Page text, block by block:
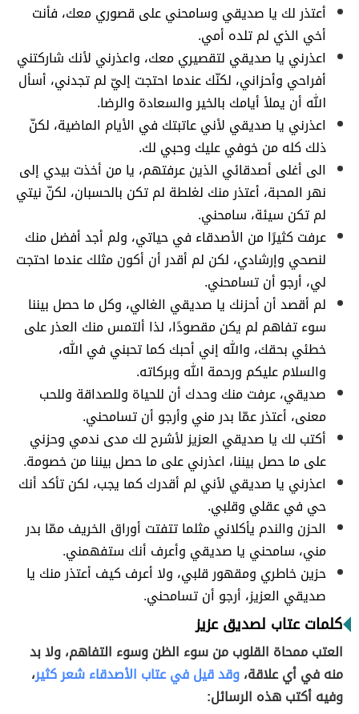
أعتذر لك يا صديقي وسامحني على قصوري معك، فأنت
أخي الذي لم تلده أمي.
اعذرني يا صديقي لتقصيري معك، واعذرني لأنك شاركتني
أفراحي وأحزاني، لكنّك عندما احتجت إليّ لم تجدني، أسأل
الله أن يملأ أيامك بالخير والسعادة والرضا.
اعذرني يا صديقي لأني عاتبتك في الأيام الماضية، لكنّ
ذلك كله من خوفي عليك وحبي لك.
الى أغلى أصدقائي الذين عرفتهم، يا من أخذت بيدي إلى
نهر المحبة، أعتذر منك لغلطة لم تكن بالحسبان، لكنّ نيتي
لم تكن سيئة، سامحني.
عرفت كثيرًا من الأصدقاء في حياتي، ولم أجد أفضل منك
لنصحي وإرشادي، لكن لم أقدر أن أكون مثلك عندما احتجت
لي، أرجو أن تسامحني.
لم أقصد أن أحزنك يا صديقي الغالي، وكل ما حصل بيننا
سوء تفاهم لم يكن مقصودًا، لذا ألتمس منك العذر على
خطئي بحقك، والله إني أحبك كما تحبني في الله،
والسلام عليكم ورحمة الله وبركاته.
صديقي، عرفت منك وحدك أن للحياة وللصداقة وللحب
معنى، أعتذر عمّا بدر مني وأرجو أن تسامحني.
أكتب لك يا صديقي العزيز لأشرح لك مدى ندمي وحزني
على ما حصل بيننا، اعذرني على ما حصل بيننا من خصومة.
اعذرني يا صديقي لأني لم أقدرك كما يجب، لكن تأكد أنك
حي في عقلي وقلبي.
الحزن والندم يأكلاني مثلما تتفتت أوراق الخريف ممّا بدر
مني، سامحني يا صديقي وأعرف أنك ستفهمني.
حزين خاطري ومقهور قلبي، ولا أعرف كيف أعتذر منك يا
صديقي العزيز، أرجو أن تسامحني.
كلمات عتاب لصديق عزيز
العتب ممحاة القلوب من سوء الظن وسوء التفاهم، ولا بد
منه في أي علاقة،وقد قيل في عتاب الأصدقاء شعر كثير،
وفيه أكتب هذه الرسائل: